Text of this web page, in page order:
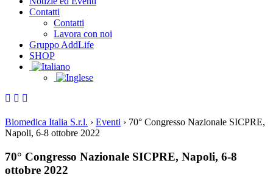
Contatti
Contatti
Lavora con noi
Gruppo AddLife
SHOP
Biomedica Italia S.r.l. › Eventi › 70° Congresso Nazionale SICPRE,
Napoli, 6-8 ottobre 2022
70° Congresso Nazionale SICPRE, Napoli, 6-8
ottobre 2022